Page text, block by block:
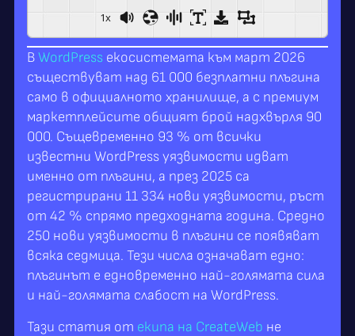
1x
ВWordPress екосистемата към март 2026
съществуват над 61 000 безплатни плъгина
само в официалното хранилище, а с премиум
маркетплейсите общият брой надхвърля 90
000. Същевременно 93 % от всички
известни WordPress уязвимости идват
именно от плъгини, а през 2025 са
регистрирани 11 334 нови уязвимости, ръст
от 42 % спрямо предходната година. Средно
250 нови уязвимости в плъгини се появяват
всяка седмица. Тези числа означават едно:
плъгинът е едновременно най-голямата сила
и най-голямата слабост на WordPress.
Тази статия от екипа на CreateWeb не